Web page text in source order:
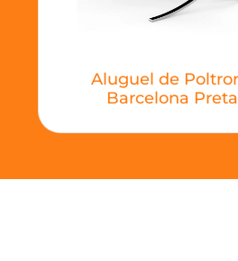
Aluguel de
Barcelona Preta